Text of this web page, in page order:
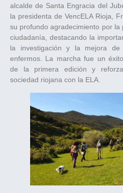
alcalde de Santa Engracia del
la presidenta de VencELA Rioja,
su profundo agradecimiento por
ciudadanía, destacando la
la investigación y la mejora
enfermos. La marcha fue un
de la primera edición y
sociedad riojana con la ELA.